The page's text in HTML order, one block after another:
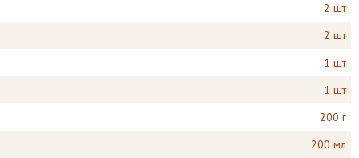
2 шт
2 шт
1 шт
1 шт
200 г
200 мл